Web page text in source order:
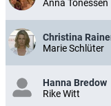
Anna Tönessen
Christina
Marie Schlüter
Hanna Bredow
Rike Witt